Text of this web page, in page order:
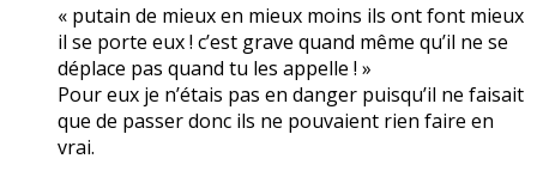
« putain de mieux en mieux moins ils ont font mieux
il se porte eux ! c’est grave quand même qu’il ne se
déplace pas quand tu les appelle ! »
Pour eux je n’étais pas en danger puisqu’il ne faisait
que de passer donc ils ne pouvaient rien faire en
vrai.